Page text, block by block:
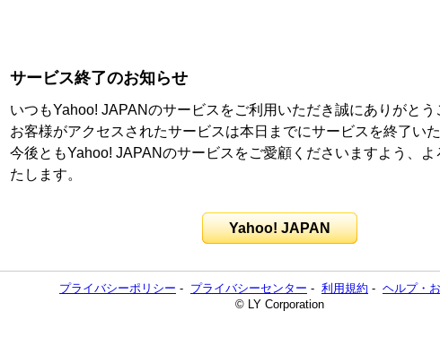
サービス終了のお知らせ
いつもYahoo! JAPANのサービスをご利用いただき誠にありがとう
お客様がアクセスされたサービスは本日までにサービスを終了いた
今後ともYahoo! JAPANのサービスをご愛顧くださいますよう、よ
たします。
Yahoo! JAPAN
プライバシーポリシー - プライバシーセンター - 利用規約 - ヘルプ・
© LY Corporation